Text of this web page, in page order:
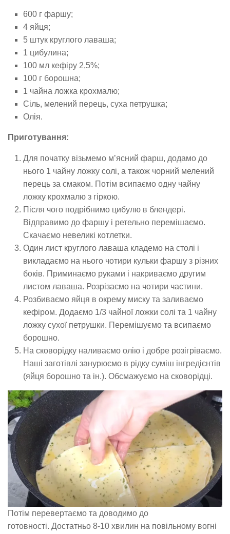
600 г фаршу;
4 яйця;
5 штук круглого лаваша;
1 цибулина;
100 мл кефіру 2,5%;
100 г борошна;
1 чайна ложка крохмалю;
Сіль, мелений перець, суха петрушка;
Олія.
Приготування:
Для початку візьмемо м’ясний фарш, додамо до
нього 1 чайну ложку солі, а також чорний мелений
перець за смаком. Потім всипаємо одну чайну
ложку крохмалю з гіркою.
Після чого подрібнимо цибулю в блендері.
Відправимо до фаршу і ретельно перемішаємо.
Скачаємо невеликі котлетки.
Один лист круглого лаваша кладемо на столі і
викладаємо на нього чотири кульки фаршу з різних
боків. Приминаємо руками і накриваємо другим
листом лаваша. Розрізаємо на чотири частини.
Розбиваємо яйця в окрему миску та заливаємо
кефіром. Додаємо 1/3 чайної ложки солі та 1 чайну
ложку сухої петрушки. Перемішуємо та всипаємо
борошно.
На сковорідку наливаємо олію і добре розігріваємо.
Наші заготівлі занурюємо в рідку суміш інгредієнтів
(яйця борошно та ін.). Обсмажуємо на сковорідці.
Потім перевертаємо та доводимо до
готовності. Достатньо 8-10 хвилин на повільному вогні